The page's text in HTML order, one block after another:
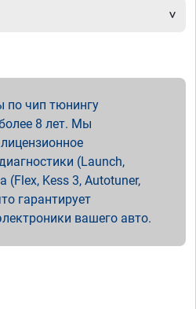
по чип тюнингу
8 лет. Мы
(Launch,
(Flex, Kess 3, Autotuner,
гарантирует
вашего авто.